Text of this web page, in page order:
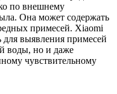
по внешнему
Она может содержать
примесей. Xiaomi
для выявления примесей
воды, но и даже
чувствительному